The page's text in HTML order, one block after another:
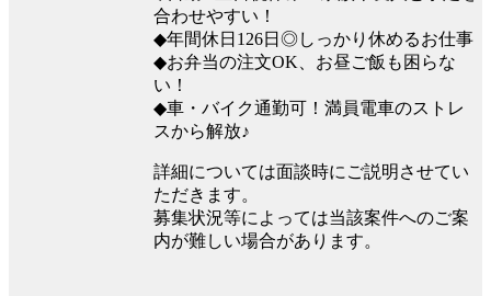
合わせやすい！
◆年間休日126日◎しっかり休めるお仕事
◆お弁当の注文OK、お昼ご飯も困らな
い！
◆車・バイク通勤可！満員電車のストレ
スから解放♪
詳細については面談時にご説明させてい
ただきます。
募集状況等によっては当該案件へのご案
内が難しい場合があります。